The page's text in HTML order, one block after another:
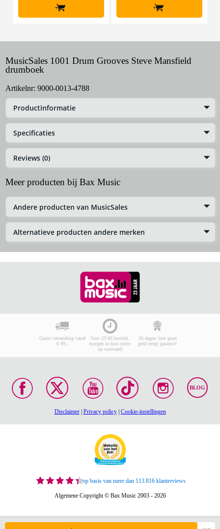
+ +
MusicSales 1001 Drum Grooves Steve Mansfield
drumboek
Artikelnr: 9000-0013-4788
Productinformatie
Specificaties
Reviews (0)
Meer producten bij Bax Music
Andere producten van MusicSales
Alternatieve producten andere merken
Gratis verzending vanaf
€ 99,-
Voor 23:00 besteld,
morgen in huis (mits
op voorraad)
30 dagen 'niet goed
geld terug' garantie!
BLOG
Disclaimer| Privacy policy| Cookie-instellingen
op basis van meer dan 113.816 klantreviews
Algemene Copyright © Bax Music 2003 - 2026